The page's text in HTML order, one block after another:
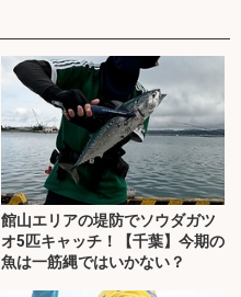
館山エリアの堤防でソウダガツ
オ5匹キャッチ！【千葉】今期の
魚は一筋縄ではいかない？